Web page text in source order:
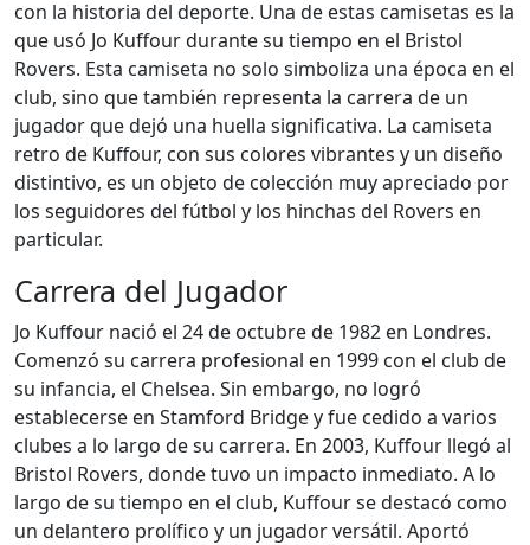
con la historia del deporte. Una de estas camisetas es la
que usó Jo Kuffour durante su tiempo en el Bristol
Rovers. Esta camiseta no solo simboliza una época en el
club, sino que también representa la carrera de un
jugador que dejó una huella significativa. La camiseta
retro de Kuffour, con sus colores vibrantes y un diseño
distintivo, es un objeto de colección muy apreciado por
los seguidores del fútbol y los hinchas del Rovers en
particular.
Carrera del Jugador
Jo Kuffour nació el 24 de octubre de 1982 en Londres.
Comenzó su carrera profesional en 1999 con el club de
su infancia, el Chelsea. Sin embargo, no logró
establecerse en Stamford Bridge y fue cedido a varios
clubes a lo largo de su carrera. En 2003, Kuffour llegó al
Bristol Rovers, donde tuvo un impacto inmediato. A lo
largo de su tiempo en el club, Kuffour se destacó como
un delantero prolífico y un jugador versátil. Aportó